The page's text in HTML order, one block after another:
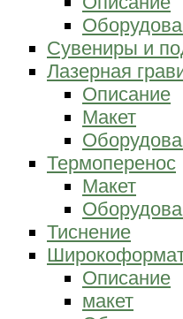
Сувениры и
Лазерная
Описание
Макет
Термоперенос
Макет
Тиснение
Описание
макет